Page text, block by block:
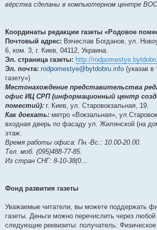
вёрстка сделаны в компьютерном центре
Координаты редакции газеты «Родовое
Почтовый адрес: Вячеслав Богданов, ул.
6, ком. 3, г. Киев, 04112, Украина.
Эл. страница газеты: http://
Эл. почта: rodpomestye@bytdobru.info (указав
газету»)
Местонахождение представительства
офис ИЦ СРП (информационный центр
поместий): г. Киев, ул. Старовокзальная, 19.
Как доехать: метро «Вокзальная»,
входная дверь по фасаду ул. Жилянской (на
этаж.
Время работы офиса: Пн.-Вс.: 10.00-20.00.
Тел. моб. (095)488-77-85.
Из стран СНГ: 8-10-38(0…
Фонд развития газеты
Уважаемые читатели, вы можете поддержать
газеты. Деньги можно перечислить через любой
следующие реквизиты: получатель: